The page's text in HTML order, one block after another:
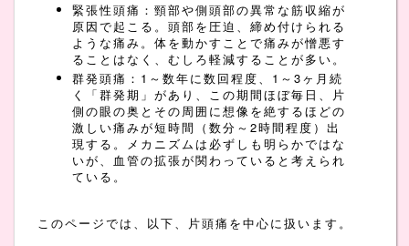
緊張性頭痛：頸部や側頭部の異常な筋収縮が
原因で起こる。頭部を圧迫、締め付けられる
ような痛み。体を動かすことで痛みが憎悪す
ることはなく、むしろ軽減することが多い。
群発頭痛：1～数年に数回程度、1～3ヶ月続
く「群発期」があり、この期間ほぼ毎日、片
側の眼の奥とその周囲に想像を絶するほどの
激しい痛みが短時間（数分～2時間程度）出
現する。メカニズムは必ずしも明らかではな
いが、血管の拡張が関わっていると考えられ
ている。
このページでは、以下、片頭痛を中心に扱います。